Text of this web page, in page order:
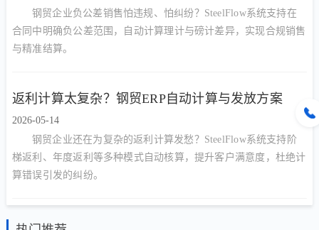
钢贸企业负公差销售怕违规、怕纠纷？SteelFlow系统支持在
合同中明确负公差范围，自动计算理计与磅计差异，实现合规销售
与精准结算。
返利计算太复杂？钢贸ERP自动计算与发放方案
2026-05-14
钢贸企业还在为复杂的返利计算发愁？SteelFlow系统支持阶
梯返利、年度返利等多种模式自动核算，提升客户满意度，杜绝计
算错误引发的纠纷。